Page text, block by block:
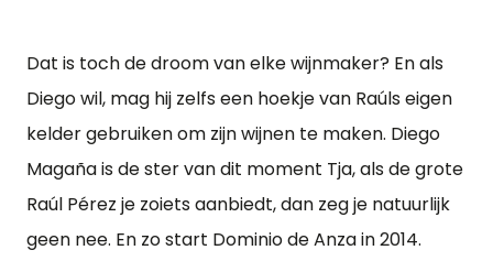
Dat is toch de droom van elke wijnmaker? En als
Diego wil, mag hij zelfs een hoekje van Raúls eigen
kelder gebruiken om zijn wijnen te maken. Diego
Magaña is de ster van dit moment Tja, als de grote
Raúl Pérez je zoiets aanbiedt, dan zeg je natuurlijk
geen nee. En zo start Dominio de Anza in 2014.